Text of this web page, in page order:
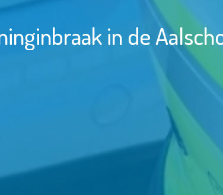
in de